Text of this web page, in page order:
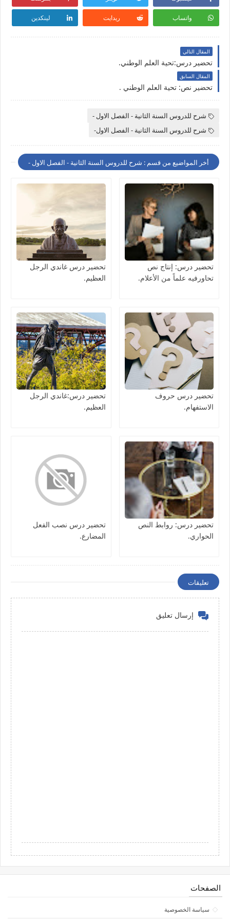
واتساب ريدايت لينكدين
المقال التالي
تحضير درس:تحية العلم الوطني.
المقال السابق
تحضير نص: تحية العلم الوطني .
شرح للدروس السنة الثانية - الفصل الاول -
شرح للدروس السنة الثانية - الفصل الاول-
أخر المواضيع من قسم : شرح للدروس السنة الثانية - الفصل الاول -
تحضير درس: إنتاج نص
تحاورفيه علماً من الأعلام.
تحضير درس غاندي الرجل
العظيم.
تحضير درس حروف
الاستفهام.
تحضير درس:غاندي الرجل
العظيم.
تحضير درس: روابط النص
الحواري.
تحضير درس نصب الفعل
المضارع.
تعليقات
إرسال تعليق
الصفحات
سياسة الخصوصية